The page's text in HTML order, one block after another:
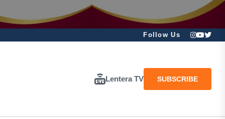
Follow Us
Lentera TV SUBSCRIBE